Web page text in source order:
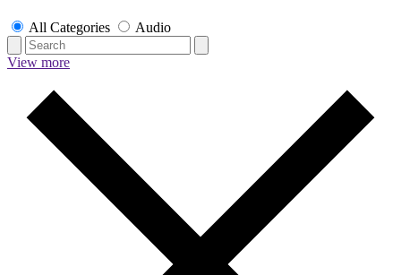
All Categories Audio
View more